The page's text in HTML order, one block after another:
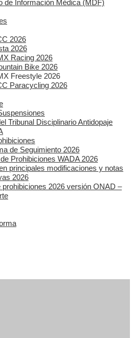
de Información Médica (MDF)
2026
2026
Racing 2026
Bike 2026
Freestyle 2026
Paracycling 2026
Tribunal Disciplinario Antidopaje
de Seguimiento 2026
Prohibiciones WADA 2026
principales modificaciones y notas
2026
prohibiciones 2026 versión ONAD –